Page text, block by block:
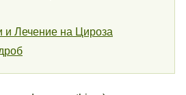
и Лечение на Цироза